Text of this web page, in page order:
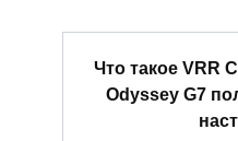
Что такое VRR
Odyssey G7